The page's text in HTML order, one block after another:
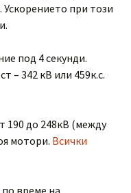
Ускорението при този
под 4 секунди.
– 342 кВ или 459к.с.
190 до 248кВ (между
мотори. Всички
време на